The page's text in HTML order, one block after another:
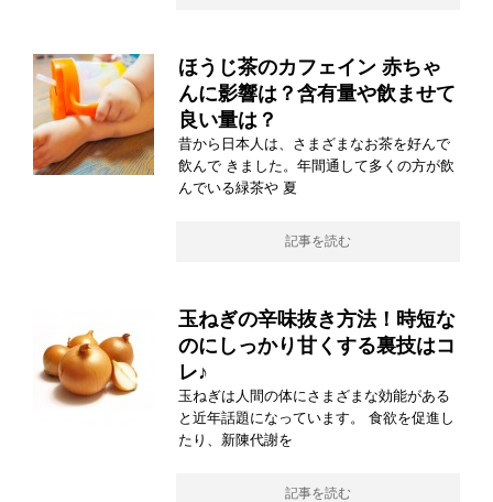
ほうじ茶のカフェイン 赤ちゃ
んに影響は？含有量や飲ませて
良い量は？
昔から日本人は、さまざまなお茶を好んで
飲んで きました。年間通して多くの方が飲
んでいる緑茶や 夏
記事を読む
玉ねぎの辛味抜き方法！時短な
のにしっかり甘くする裏技はコ
レ♪
玉ねぎは人間の体にさまざまな効能がある
と近年話題になっています。 食欲を促進し
たり、新陳代謝を
記事を読む